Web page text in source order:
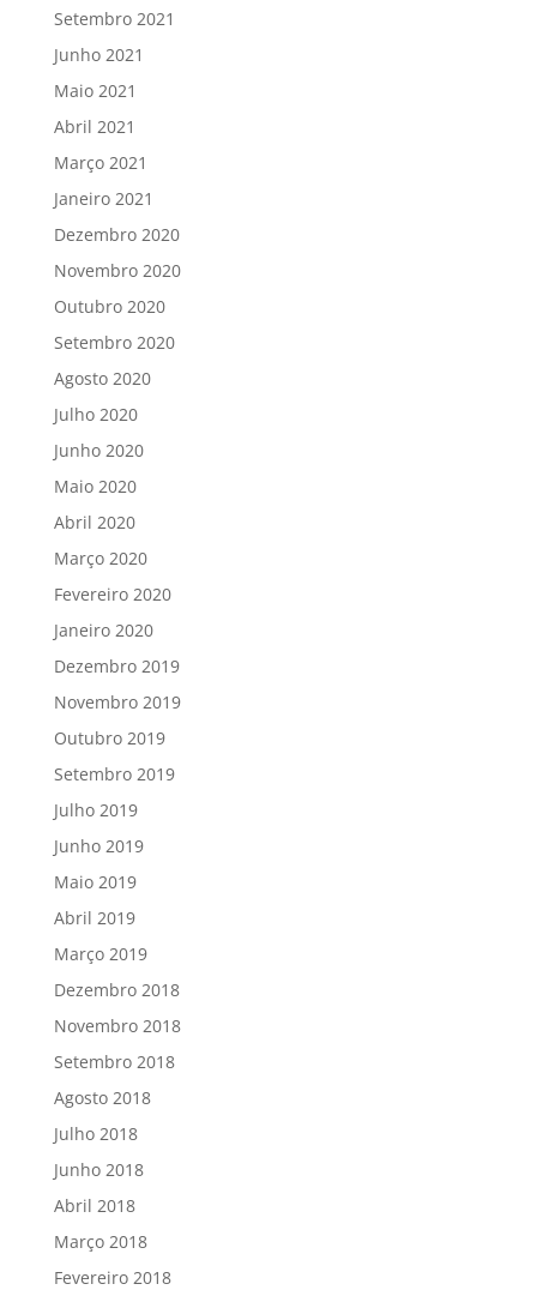
Setembro 2021
Junho 2021
Maio 2021
Abril 2021
Março 2021
Janeiro 2021
Dezembro 2020
Novembro 2020
Outubro 2020
Setembro 2020
Agosto 2020
Julho 2020
Junho 2020
Maio 2020
Abril 2020
Março 2020
Fevereiro 2020
Janeiro 2020
Dezembro 2019
Novembro 2019
Outubro 2019
Setembro 2019
Julho 2019
Junho 2019
Maio 2019
Abril 2019
Março 2019
Dezembro 2018
Novembro 2018
Setembro 2018
Agosto 2018
Julho 2018
Junho 2018
Abril 2018
Março 2018
Fevereiro 2018